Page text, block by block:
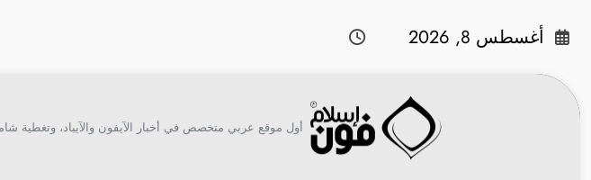
أغسطس 8, 2026
أول موقع عربي متخصص في أخبار الآيفون والآيباد، وتغطية